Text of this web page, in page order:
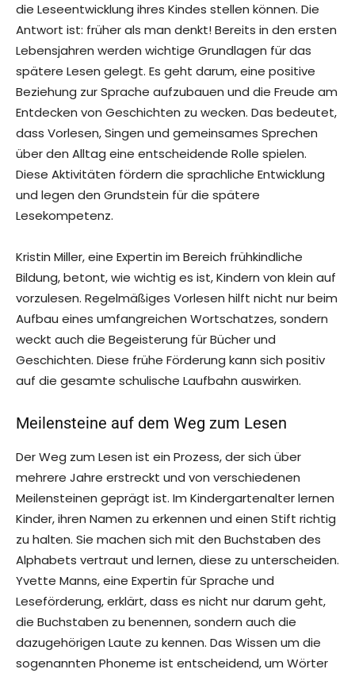
die Leseentwicklung ihres Kindes stellen können. Die
Antwort ist: früher als man denkt! Bereits in den ersten
Lebensjahren werden wichtige Grundlagen für das
spätere Lesen gelegt. Es geht darum, eine positive
Beziehung zur Sprache aufzubauen und die Freude am
Entdecken von Geschichten zu wecken. Das bedeutet,
dass Vorlesen, Singen und gemeinsames Sprechen
über den Alltag eine entscheidende Rolle spielen.
Diese Aktivitäten fördern die sprachliche Entwicklung
und legen den Grundstein für die spätere
Lesekompetenz.
Kristin Miller, eine Expertin im Bereich frühkindliche
Bildung, betont, wie wichtig es ist, Kindern von klein auf
vorzulesen. Regelmäßiges Vorlesen hilft nicht nur beim
Aufbau eines umfangreichen Wortschatzes, sondern
weckt auch die Begeisterung für Bücher und
Geschichten. Diese frühe Förderung kann sich positiv
auf die gesamte schulische Laufbahn auswirken.
Meilensteine auf dem Weg zum Lesen
Der Weg zum Lesen ist ein Prozess, der sich über
mehrere Jahre erstreckt und von verschiedenen
Meilensteinen geprägt ist. Im Kindergartenalter lernen
Kinder, ihren Namen zu erkennen und einen Stift richtig
zu halten. Sie machen sich mit den Buchstaben des
Alphabets vertraut und lernen, diese zu unterscheiden.
Yvette Manns, eine Expertin für Sprache und
Leseförderung, erklärt, dass es nicht nur darum geht,
die Buchstaben zu benennen, sondern auch die
dazugehörigen Laute zu kennen. Das Wissen um die
sogenannten Phoneme ist entscheidend, um Wörter